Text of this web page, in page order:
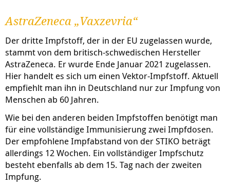
AstraZeneca „Vaxzevria“
Der dritte Impfstoff, der in der EU zugelassen wurde,
stammt von dem britisch-schwedischen Hersteller
AstraZeneca. Er wurde Ende Januar 2021 zugelassen.
Hier handelt es sich um einen Vektor-Impfstoff. Aktuell
empfiehlt man ihn in Deutschland nur zur Impfung von
Menschen ab 60 Jahren.
Wie bei den anderen beiden Impfstoffen benötigt man
für eine vollständige Immunisierung zwei Impfdosen.
Der empfohlene Impfabstand von der STIKO beträgt
allerdings 12 Wochen. Ein vollständiger Impfschutz
besteht ebenfalls ab dem 15. Tag nach der zweiten
Impfung.